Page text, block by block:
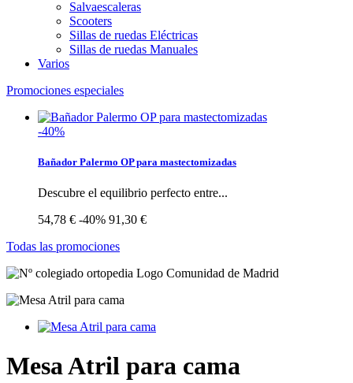
Salvaescaleras
Scooters
Sillas de ruedas Eléctricas
Sillas de ruedas Manuales
Varios
Promociones especiales
-40%
Bañador Palermo OP para mastectomizadas
Descubre el equilibrio perfecto entre...
54,78 € -40% 91,30 €
Todas las promociones
Mesa Atril para cama